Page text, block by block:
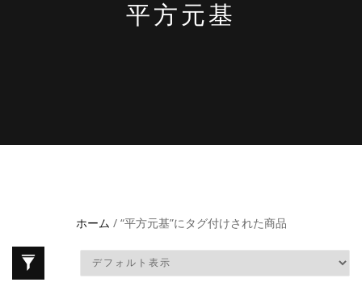
平方元基
ホーム / “平方元基”にタグ付けされた商品